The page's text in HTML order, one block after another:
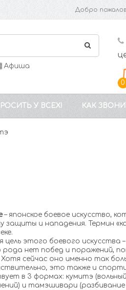
Добро
Афиша
0
У ВСЕХ! КАК
– японское боевое искусство,
защиты и нападения. Термин
цель этого боевого искусства
рода нет побед и поражений,
сейчас оно именно так
это также и
в 3 формах: кумитэ
и тамэшивари